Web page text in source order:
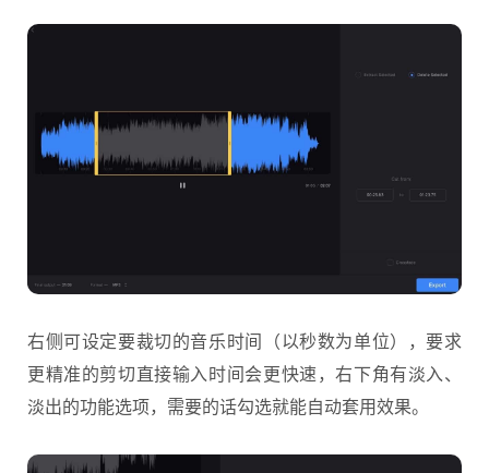
右侧可设定要裁切的音乐时间（以秒数为单位），要求
更精准的剪切直接输入时间会更快速，右下角有淡入、
淡出的功能选项，需要的话勾选就能自动套用效果。